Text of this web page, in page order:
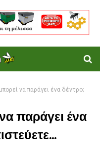
να παράγει ένα δέντρο;
παράγει ένα